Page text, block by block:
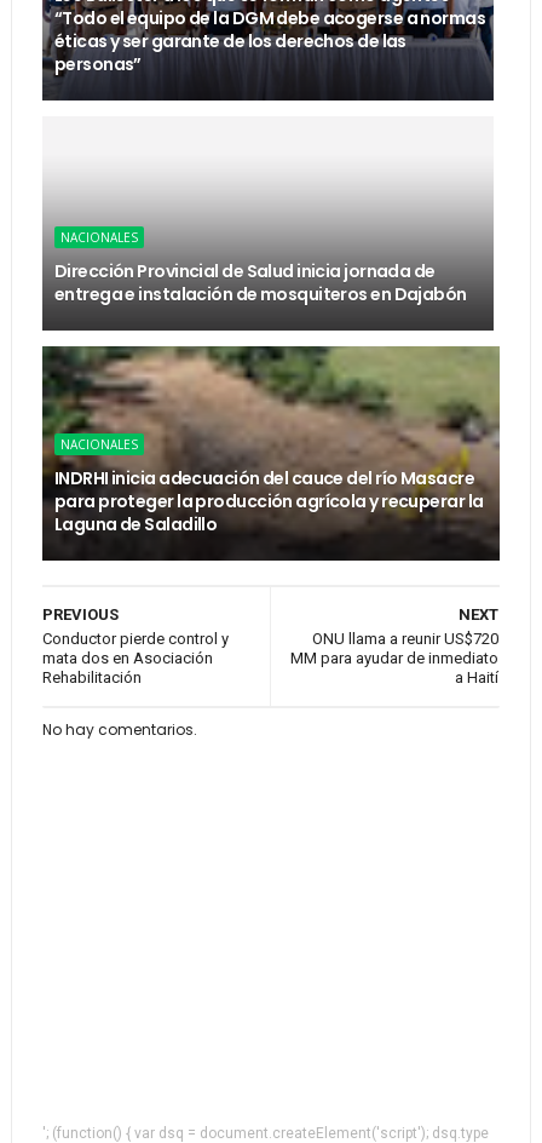
“Todo el equipo de la DGM debe acogerse a normas
éticas y ser garante de los derechos de las
personas”
NACIONALES
Dirección Provincial de Salud inicia jornada de
entrega e instalación de mosquiteros en Dajabón
NACIONALES
INDRHI inicia adecuación del cauce del río Masacre
para proteger la producción agrícola y recuperar la
Laguna de Saladillo
NEXT
ONU llama a reunir US$720
MM para ayudar de inmediato
a Haití
PREVIOUS
Conductor pierde control y
mata dos en Asociación
Rehabilitación
No hay comentarios.
'; (function() { var dsq = document.createElement('script'); dsq.type